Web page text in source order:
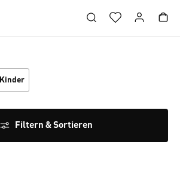
Kinder
Filtern & Sortieren